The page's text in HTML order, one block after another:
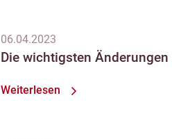
06.04.2023
Die wichtigsten
Weiterlesen